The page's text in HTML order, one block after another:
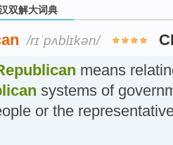
双解大词典
/rɪˈpʌblɪkən/
means
systems of
or the